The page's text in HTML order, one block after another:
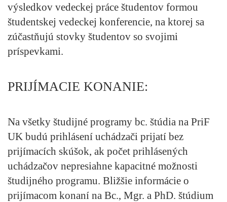
výsledkov vedeckej práce študentov formou
študentskej vedeckej konferencie, na ktorej sa
zúčastňujú stovky študentov so svojimi
príspevkami.
PRIJÍMACIE KONANIE:
Na všetky študijné programy bc. štúdia na PriF
UK budú prihlásení uchádzači prijatí bez
prijímacích skúšok, ak počet prihlásených
uchádzačov nepresiahne kapacitné možnosti
študijného programu. Bližšie informácie o
prijímacom konaní na Bc., Mgr. a PhD. štúdium